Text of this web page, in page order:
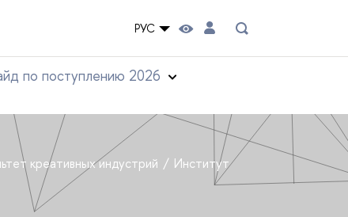
РУС
по поступлению 2026
креативных индустрий
Институт